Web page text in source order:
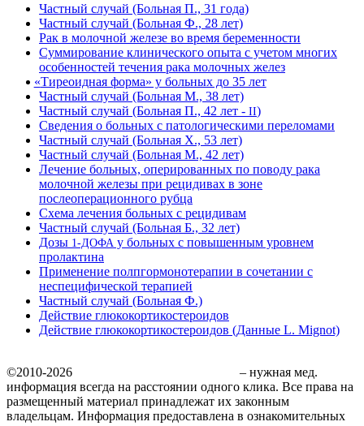
Частный случай (Больная П., 31 года)
Частный случай (Больная Ф., 28 лет)
Рак в молочной железе во время беременности
Суммирование клинического опыта с учетом многих
особенностей течения рака молочных желез
«Тиреоидная форма» у больных до 35 лет
Частный случай (Больная М., 38 лет)
Частный случай (Больная П., 42 лет - II)
Cведения о больных с патологическими переломами
Частный случай (Больная X., 53 лет)
Частный случай (Больная М., 42 лет)
Лечение больных, оперированных по поводу рака
молочной железы при рецидивах в зоне
послеоперационного рубца
Схема лечения больных с рецидивам
Частный случай (Больная Б., 32 лет)
Дозы 1-ДОФА у больных с повышенным уровнем
пролактина
Применение полпгормонотерапии в сочетании с
неспецифической терапией
Частный случай (Больная Ф.)
Действие глюкокортикостероидов
Действие глюкокортикостероидов (Данные L. Mignot)
©2010-2026
– нужная мед.
информация всегда на расстоянии одного клика. Все права на
размещенный материал принадлежат их законным
владельцам. Информация предоставлена в ознакомительных